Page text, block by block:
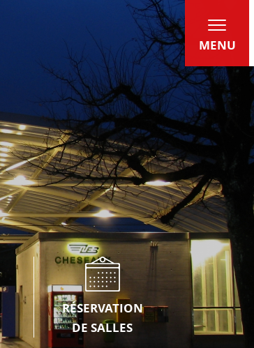
MENU
RÉSERVATION
DE SALLES